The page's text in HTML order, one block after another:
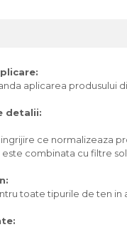
aplicarea produsului
detalii:
ce normalizeaza
este combinata cu filtre
toate tipurile de ten in